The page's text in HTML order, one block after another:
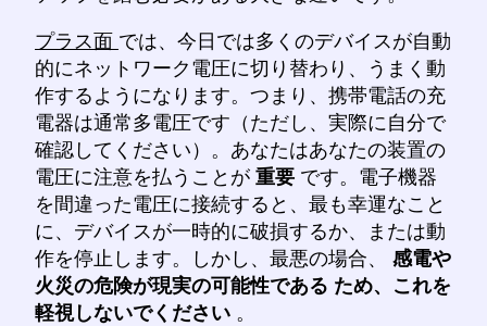
プラス面 では、今日では多くのデバイスが自動
的にネットワーク電圧に切り替わり、うまく動
作するようになります。つまり、携帯電話の充
電器は通常多電圧です（ただし、実際に自分で
確認してください）。あなたはあなたの装置の
電圧に注意を払うことが 重要 です。電子機器
を間違った電圧に接続すると、最も幸運なこと
に、デバイスが一時的に破損するか、または動
作を停止します。しかし、最悪の場合、 感電や
火災の危険が現実の可能性である ため、これを
軽視しないでください 。